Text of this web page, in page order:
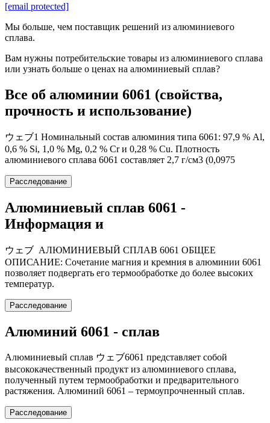
[email protected]
Мы больше, чем поставщик решений из алюминиевого
сплава.
Вам нужны потребительские товары из алюминиевого сплава
или узнать больше о ценах на алюминиевый сплав?
Все об алюминии 6061 (свойства,
прочность и использование)
ウェブ1 Номинальный состав алюминия типа 6061: 97,9 % Al,
0,6 % Si, 1,0 % Mg, 0,2 % Cr и 0,28 % Cu. Плотность
алюминиевого сплава 6061 составляет 2,7 г/см3 (0,0975
Расследование
Алюминиевый сплав 6061 -
Информация и
ウェブ АЛЮМИНИЕВЫЙ СПЛАВ 6061 ОБЩЕЕ
ОПИСАНИЕ: Сочетание магния и кремния в алюминии 6061
позволяет подвергать его термообработке до более высоких
температур.
Расследование
Алюминий 6061 - сплав
Алюминиевый сплав ウェブ6061 представляет собой
высококачественный продукт из алюминиевого сплава,
полученный путем термообработки и предварительного
растяжения. Алюминий 6061 – термоупрочненный сплав.
Расследование